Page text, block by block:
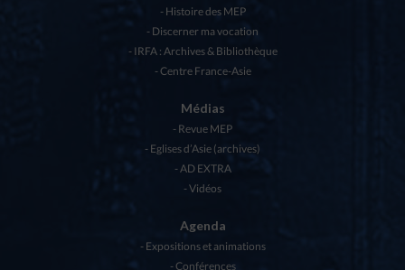
Histoire des MEP
Discerner ma vocation
IRFA : Archives & Bibliothèque
Centre France-Asie
Médias
Revue MEP
Eglises d’Asie (archives)
AD EXTRA
Vidéos
Agenda
Expositions et animations
Conférences